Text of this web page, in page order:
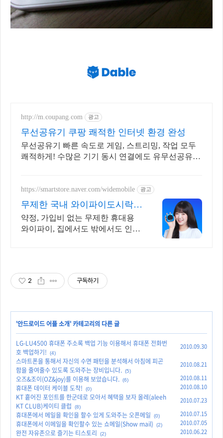
http://m.coupang.com 광고
무선공유기 쿠팡 쾌적한 인터넷 환경 완성
무선공유기 빠른 속도로 게임, 스트리밍, 작업 모두
쾌적하게! 수많은 기기 동시 연결에도 유무선공유기
https://smartstore.naver.com/widemobile 광고
무제한 국내 와이파이도시락
약정/가입비없이 무료반납까지
약정, 가입비 없는 무제한 휴대용
와이파이, 집에서도 밖에서도 인터
2 구독하기
'안드로이드 어플 소개' 카테고리의 다른 글
LG-LU4500 휴대폰 주소록 백업 기능 이용해서 휴대폰 전화번
호 백업하기!
(4)
2010.09.30
스마트폰을 통해서 자신의 수면 패턴을 분석해서 아침에 피곤
함을 줄여줄수 있도록 도와주는 장비입니다. (5)
2010.08.21
오즈&조이(OZ&joy)를 이용해 보았습니다. (6) 2010.08.11
휴대폰 데이터 케이블 도착! (0) 2010.08.10
KT 흩어진 포인트를 한군데로 모아서 혜택을 보자 올레(aleeh
KT CLUB)케이티 클럽
(8)
2010.07.23
휴대폰에서 메일을 확인을 할수 있게 도와주는 오픈메일 (0) 2010.07.15
휴대폰에서 이메일을 확인할수 있는 쇼메일(Show mail) (2) 2010.07.05
완전 자유존으로 즐기는 티스토리 (2) 2010.06.22